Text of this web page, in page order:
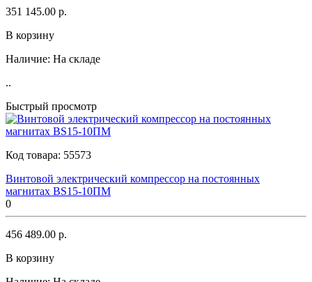
351 145.00 р.
В корзину
Наличие: На складе
..
Быстрый просмотр
Код товара: 55573
Винтовой электрический компрессор на постоянных
магнитах BS15-10ПМ
0
456 489.00 р.
В корзину